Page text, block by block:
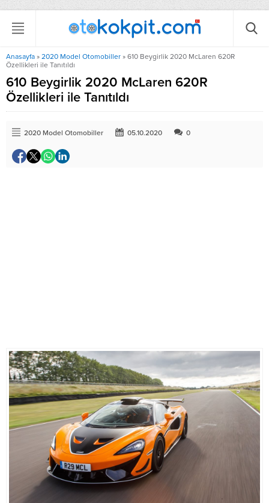
Anasayfa » 2020 Model Otomobiller » 610 Beygirlik 2020 McLaren 620R
Özellikleri ile Tanıtıldı
610 Beygirlik 2020 McLaren 620R
Özellikleri ile Tanıtıldı
2020 Model Otomobiller 05.10.2020 0